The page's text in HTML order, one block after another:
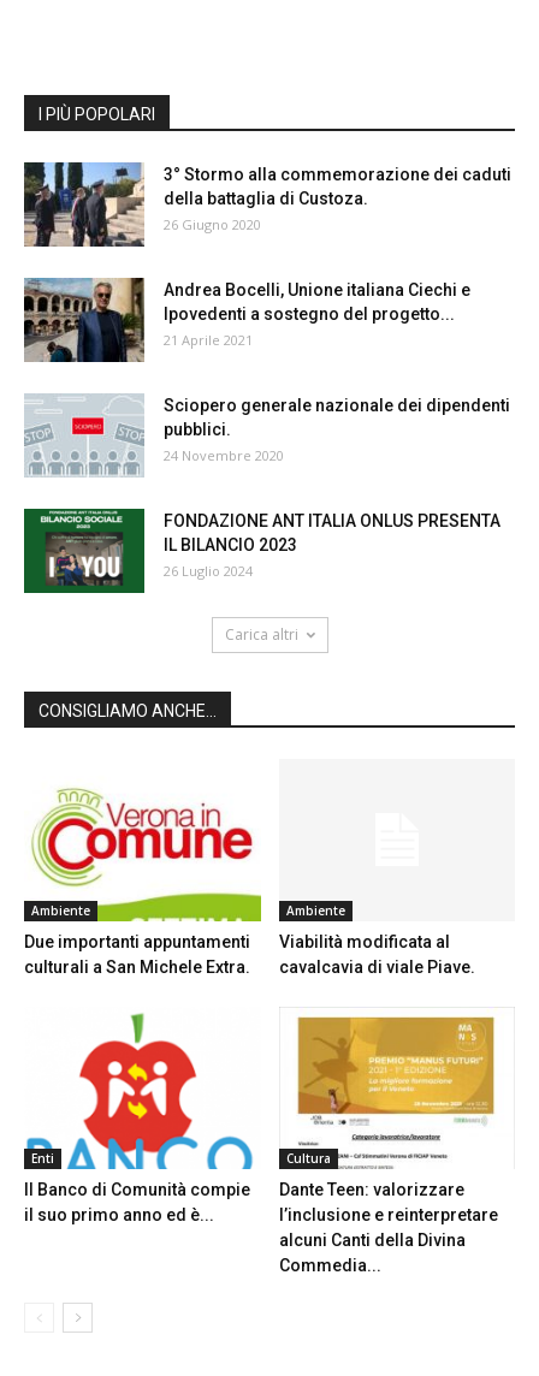
I PIÙ POPOLARI
3° Stormo alla commemorazione dei caduti
della battaglia di Custoza.
26 Giugno 2020
Andrea Bocelli, Unione italiana Ciechi e
Ipovedenti a sostegno del progetto...
21 Aprile 2021
Sciopero generale nazionale dei dipendenti
pubblici.
24 Novembre 2020
FONDAZIONE ANT ITALIA ONLUS PRESENTA
IL BILANCIO 2023
26 Luglio 2024
Carica altri
CONSIGLIAMO ANCHE...
Ambiente
Due importanti appuntamenti
culturali a San Michele Extra.
Ambiente
Viabilità modificata al
cavalcavia di viale Piave.
Enti
Il Banco di Comunità compie
il suo primo anno ed è...
Cultura
Dante Teen: valorizzare
l’inclusione e reinterpretare
alcuni Canti della Divina
Commedia...